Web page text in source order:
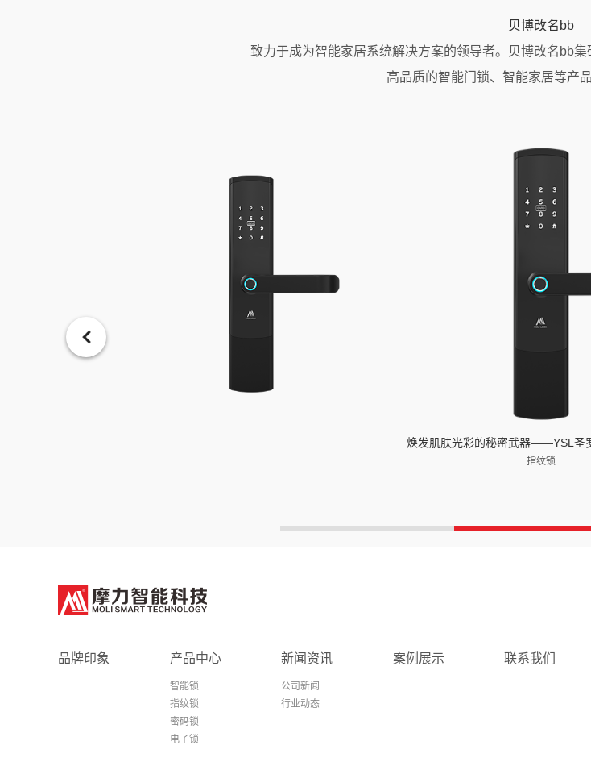
贝博改名bb
致力于成为智能家居系统解决方案的领导者。贝博改名bb
高品质的智能门锁、智能家居等产
焕发肌肤光彩的秘密武器——YSL圣
指纹锁
品牌印象 产品中心
智能锁
指纹锁
密码锁
电子锁
新闻资讯
公司新闻
行业动态
案例展示 联系我们